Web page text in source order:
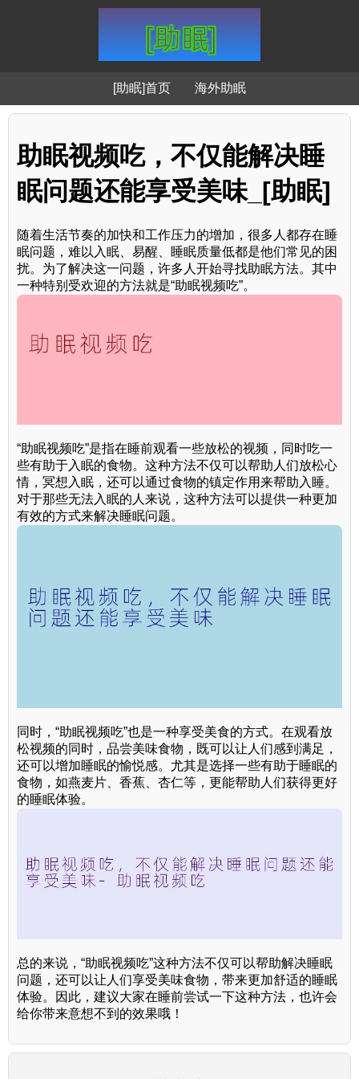
[助眠]首页 海外助眠
助眠视频吃，不仅能解决睡
眠问题还能享受美味_[助眠]
随着生活节奏的加快和工作压力的增加，很多人都存在睡
眠问题，难以入眠、易醒、睡眠质量低都是他们常见的困
扰。为了解决这一问题，许多人开始寻找助眠方法。其中
一种特别受欢迎的方法就是“助眠视频吃”。
“助眠视频吃”是指在睡前观看一些放松的视频，同时吃一
些有助于入眠的食物。这种方法不仅可以帮助人们放松心
情，冥想入眠，还可以通过食物的镇定作用来帮助入睡。
对于那些无法入眠的人来说，这种方法可以提供一种更加
有效的方式来解决睡眠问题。
同时，“助眠视频吃”也是一种享受美食的方式。在观看放
松视频的同时，品尝美味食物，既可以让人们感到满足，
还可以增加睡眠的愉悦感。尤其是选择一些有助于睡眠的
食物，如燕麦片、香蕉、杏仁等，更能帮助人们获得更好
的睡眠体验。
总的来说，“助眠视频吃”这种方法不仅可以帮助解决睡眠
问题，还可以让人们享受美味食物，带来更加舒适的睡眠
体验。因此，建议大家在睡前尝试一下这种方法，也许会
给你带来意想不到的效果哦！